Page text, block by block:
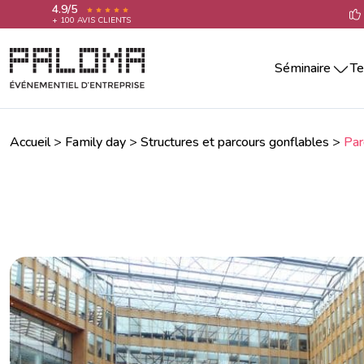
4.9/5
+ 100 AVIS CLIENTS
Séminaire
Séminaire Annecy
Séminaire Montpellier
Séminaire Nantes
Séminaire Nice
Séminaire Paris
Séminaire Reims
Séminaire Rennes
Team
Team
Team building
Accueil> Family day > Structures et parcours gonflables >